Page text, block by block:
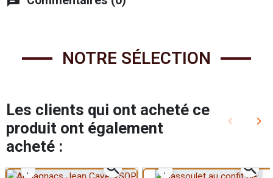
NOTRE SÉLECTION
Les clients qui ont acheté ce
produit ont également
acheté :
Précédent
keyboard_arrow_left keyboard_arrow_right
zoom_in zoom_in